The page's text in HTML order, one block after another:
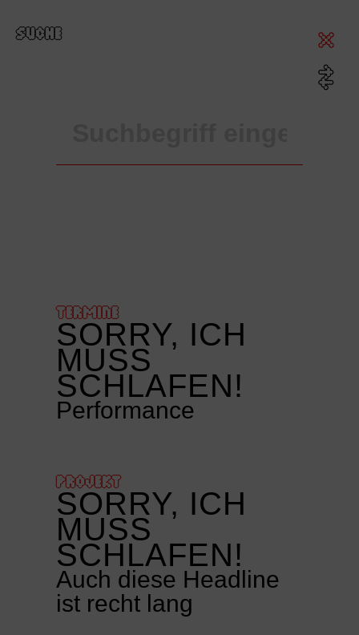
SUCHE
TERMINE
SORRY, ICH
MUSS
SCHLAFEN!
Performance
PROJEKT
SORRY, ICH
MUSS
SCHLAFEN!
Auch diese Headline
ist recht lang